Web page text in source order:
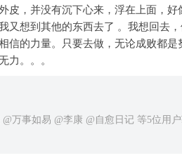
皮，并没有沉下心来，浮在上面，
又想到其他的东西去了 。我想回去
信的力量。只要去做，无论成败都
力。。。
万事如易 @李康 @自愈日记 等5位用